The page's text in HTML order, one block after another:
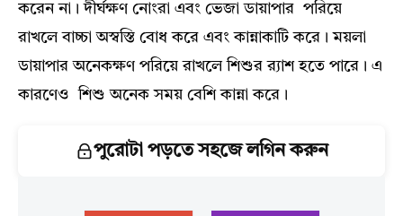
করেন না। দীর্ঘক্ষণ নোংরা এবং ভেজা ডায়াপার পরিয়ে
রাখলে বাচ্চা অস্বস্তি বোধ করে এবং কান্নাকাটি করে। ময়লা
ডায়াপার অনেকক্ষণ পরিয়ে রাখলে শিশুর র‍্যাশ হতে পারে। এ
কারণেও শিশু অনেক সময় বেশি কান্না করে।
পুরোটা পড়তে সহজে লগিন করুন